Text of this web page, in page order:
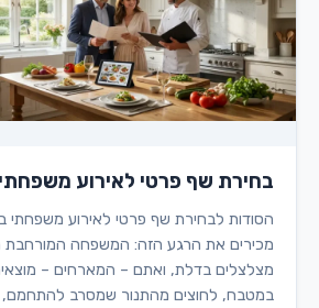
בחירת שף פרטי לאירוע משפחתי
הסודות לבחירת שף פרטי לאירוע משפחתי
מכירים את הרגע הזה: המשפחה המורחבת
מצלצלים בדלת, ואתם – המארחים –
במטבח, לחוצים מהתנור שמסרב להתחמם,